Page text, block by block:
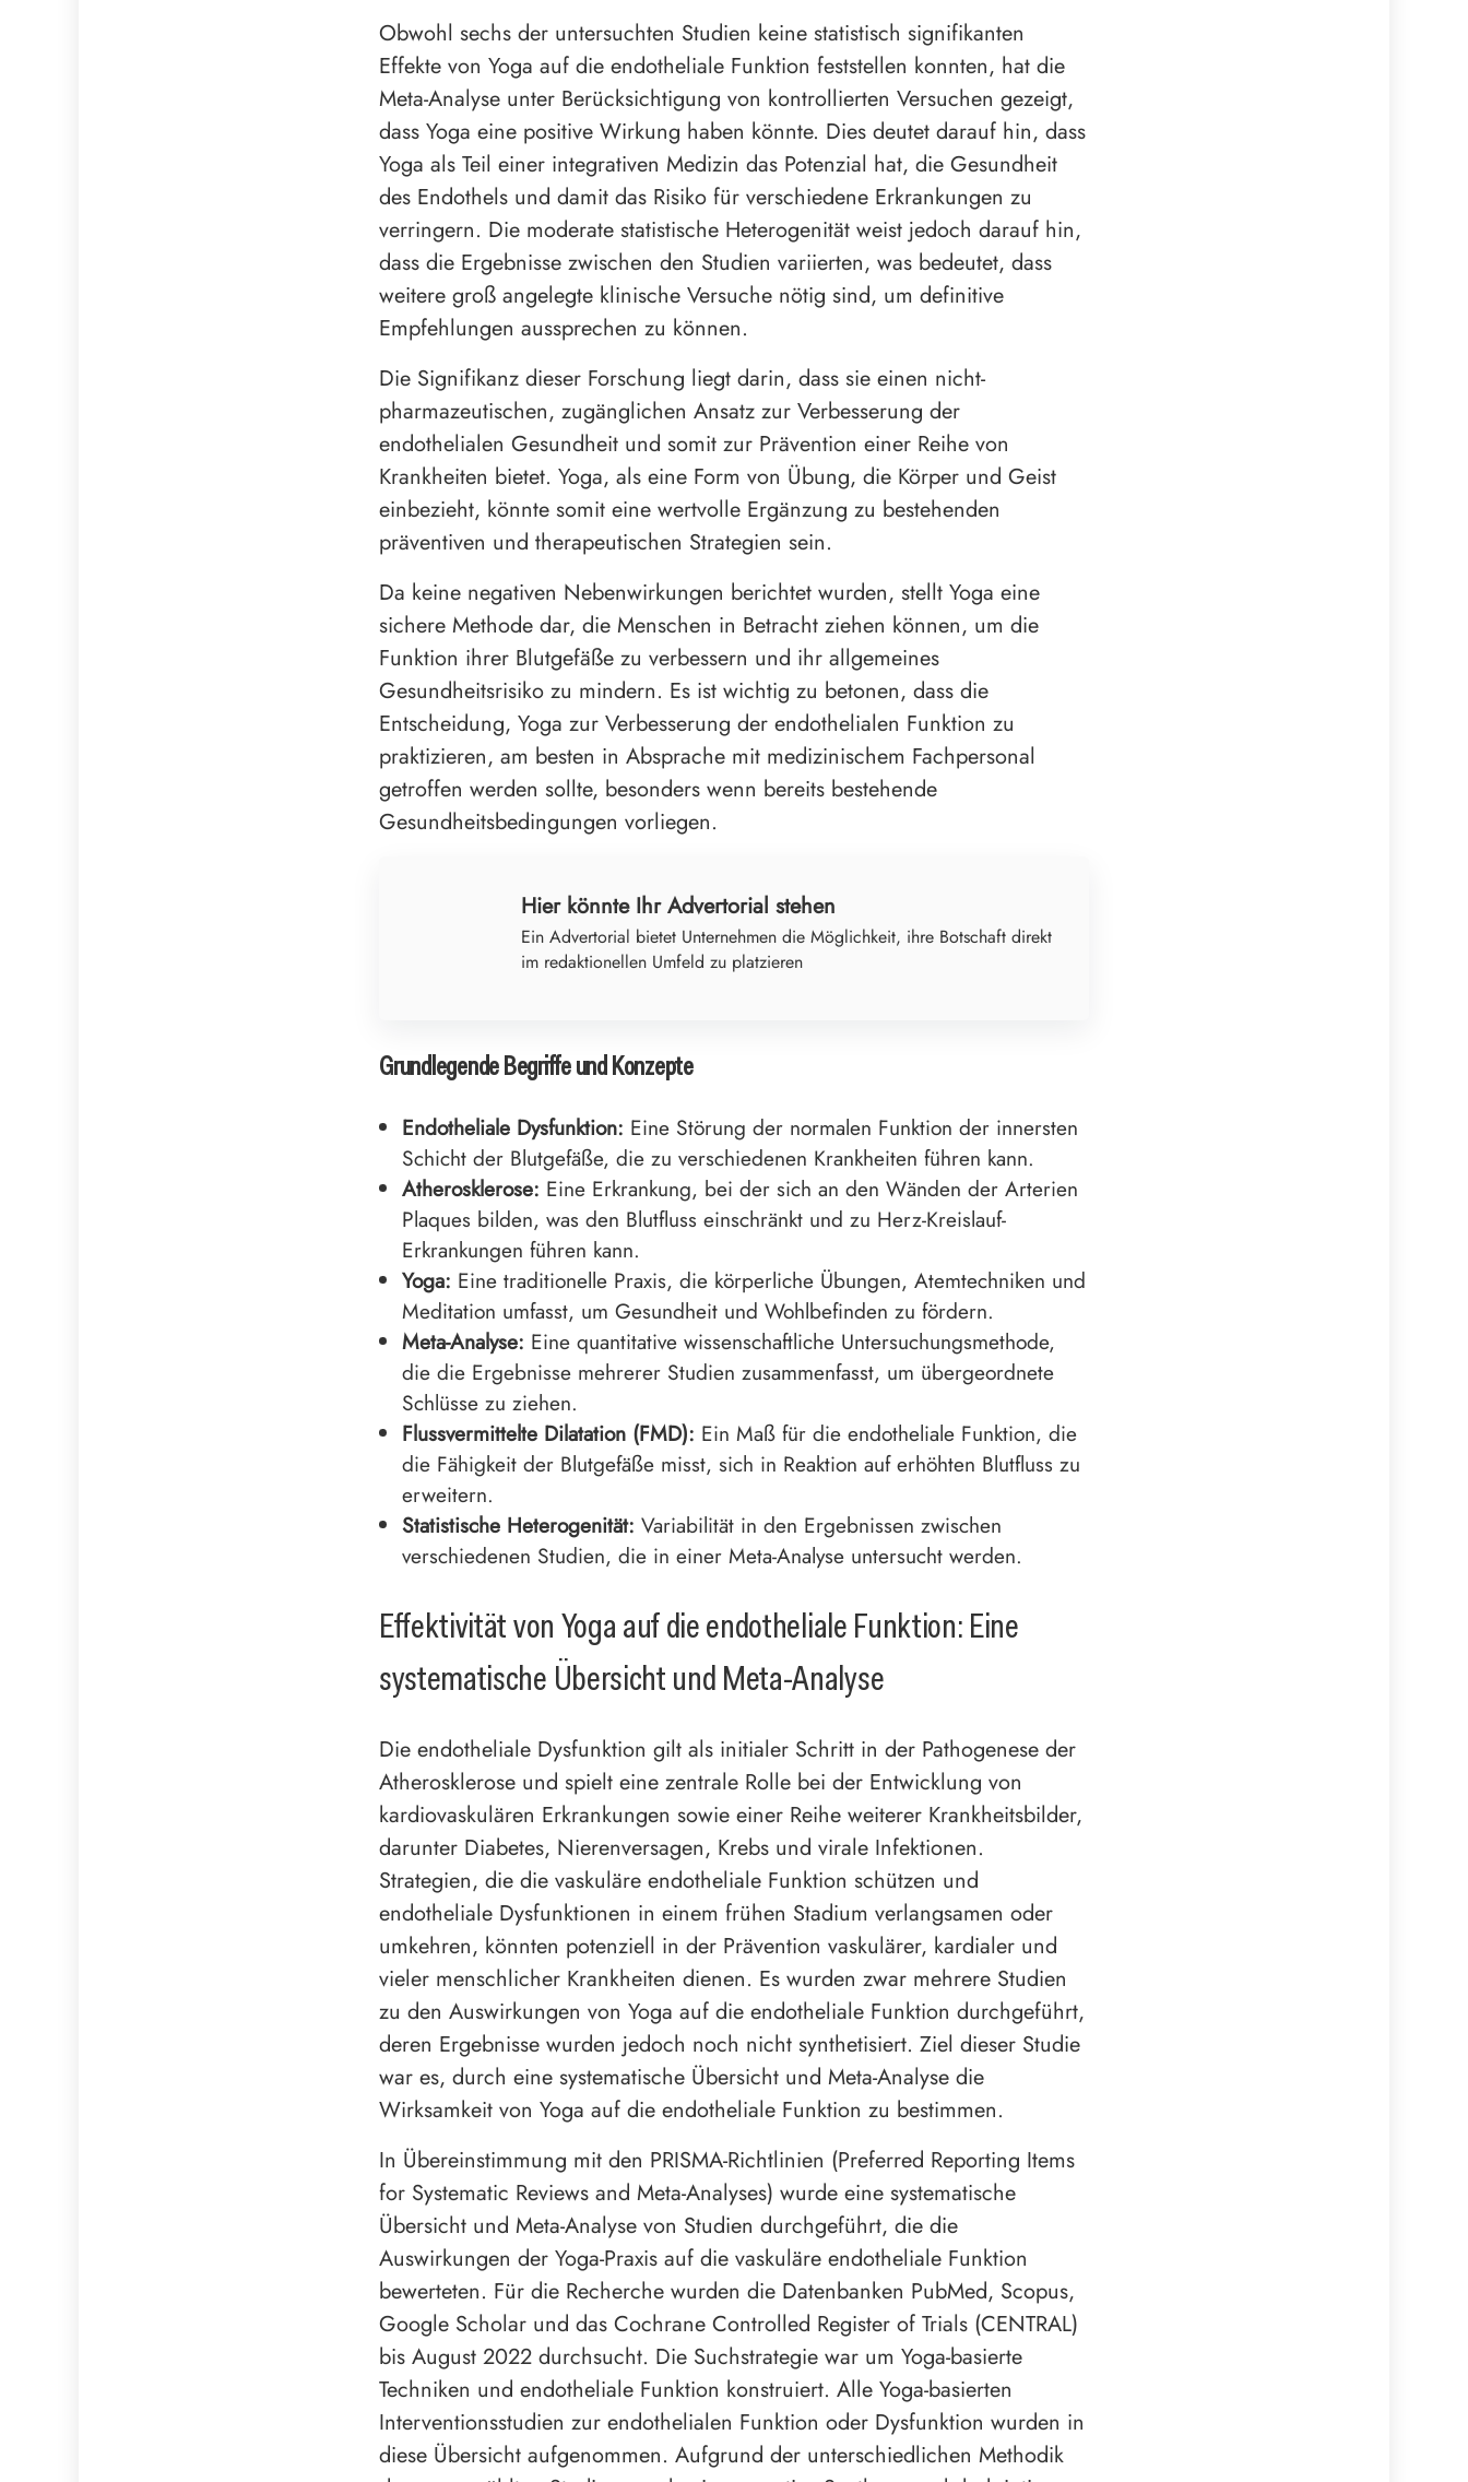
Obwohl sechs der untersuchten Studien keine statistisch signifikanten
Effekte von Yoga auf die endotheliale Funktion feststellen konnten, hat die
Meta-Analyse unter Berücksichtigung von kontrollierten Versuchen gezeigt,
dass Yoga eine positive Wirkung haben könnte. Dies deutet darauf hin, dass
Yoga als Teil einer integrativen Medizin das Potenzial hat, die Gesundheit
des Endothels und damit das Risiko für verschiedene Erkrankungen zu
verringern. Die moderate statistische Heterogenität weist jedoch darauf hin,
dass die Ergebnisse zwischen den Studien variierten, was bedeutet, dass
weitere groß angelegte klinische Versuche nötig sind, um definitive
Empfehlungen aussprechen zu können.
Die Signifikanz dieser Forschung liegt darin, dass sie einen nicht-
pharmazeutischen, zugänglichen Ansatz zur Verbesserung der
endothelialen Gesundheit und somit zur Prävention einer Reihe von
Krankheiten bietet. Yoga, als eine Form von Übung, die Körper und Geist
einbezieht, könnte somit eine wertvolle Ergänzung zu bestehenden
präventiven und therapeutischen Strategien sein.
Da keine negativen Nebenwirkungen berichtet wurden, stellt Yoga eine
sichere Methode dar, die Menschen in Betracht ziehen können, um die
Funktion ihrer Blutgefäße zu verbessern und ihr allgemeines
Gesundheitsrisiko zu mindern. Es ist wichtig zu betonen, dass die
Entscheidung, Yoga zur Verbesserung der endothelialen Funktion zu
praktizieren, am besten in Absprache mit medizinischem Fachpersonal
getroffen werden sollte, besonders wenn bereits bestehende
Gesundheitsbedingungen vorliegen.
Hier könnte Ihr Advertorial stehen
Ein Advertorial bietet Unternehmen die Möglichkeit, ihre Botschaft direkt
im redaktionellen Umfeld zu platzieren
Grundlegende Begriffe und Konzepte
Endotheliale Dysfunktion: Eine Störung der normalen Funktion der innersten
Schicht der Blutgefäße, die zu verschiedenen Krankheiten führen kann.
Atherosklerose: Eine Erkrankung, bei der sich an den Wänden der Arterien
Plaques bilden, was den Blutfluss einschränkt und zu Herz-Kreislauf-
Erkrankungen führen kann.
Yoga: Eine traditionelle Praxis, die körperliche Übungen, Atemtechniken und
Meditation umfasst, um Gesundheit und Wohlbefinden zu fördern.
Meta-Analyse: Eine quantitative wissenschaftliche Untersuchungsmethode,
die die Ergebnisse mehrerer Studien zusammenfasst, um übergeordnete
Schlüsse zu ziehen.
Flussvermittelte Dilatation (FMD): Ein Maß für die endotheliale Funktion, die
die Fähigkeit der Blutgefäße misst, sich in Reaktion auf erhöhten Blutfluss zu
erweitern.
Statistische Heterogenität: Variabilität in den Ergebnissen zwischen
verschiedenen Studien, die in einer Meta-Analyse untersucht werden.
Effektivität von Yoga auf die endotheliale Funktion: Eine
systematische Übersicht und Meta-Analyse
Die endotheliale Dysfunktion gilt als initialer Schritt in der Pathogenese der
Atherosklerose und spielt eine zentrale Rolle bei der Entwicklung von
kardiovaskulären Erkrankungen sowie einer Reihe weiterer Krankheitsbilder,
darunter Diabetes, Nierenversagen, Krebs und virale Infektionen.
Strategien, die die vaskuläre endotheliale Funktion schützen und
endotheliale Dysfunktionen in einem frühen Stadium verlangsamen oder
umkehren, könnten potenziell in der Prävention vaskulärer, kardialer und
vieler menschlicher Krankheiten dienen. Es wurden zwar mehrere Studien
zu den Auswirkungen von Yoga auf die endotheliale Funktion durchgeführt,
deren Ergebnisse wurden jedoch noch nicht synthetisiert. Ziel dieser Studie
war es, durch eine systematische Übersicht und Meta-Analyse die
Wirksamkeit von Yoga auf die endotheliale Funktion zu bestimmen.
In Übereinstimmung mit den PRISMA-Richtlinien (Preferred Reporting Items
for Systematic Reviews and Meta-Analyses) wurde eine systematische
Übersicht und Meta-Analyse von Studien durchgeführt, die die
Auswirkungen der Yoga-Praxis auf die vaskuläre endotheliale Funktion
bewerteten. Für die Recherche wurden die Datenbanken PubMed, Scopus,
Google Scholar und das Cochrane Controlled Register of Trials (CENTRAL)
bis August 2022 durchsucht. Die Suchstrategie war um Yoga-basierte
Techniken und endotheliale Funktion konstruiert. Alle Yoga-basierten
Interventionsstudien zur endothelialen Funktion oder Dysfunktion wurden in
diese Übersicht aufgenommen. Aufgrund der unterschiedlichen Methodik